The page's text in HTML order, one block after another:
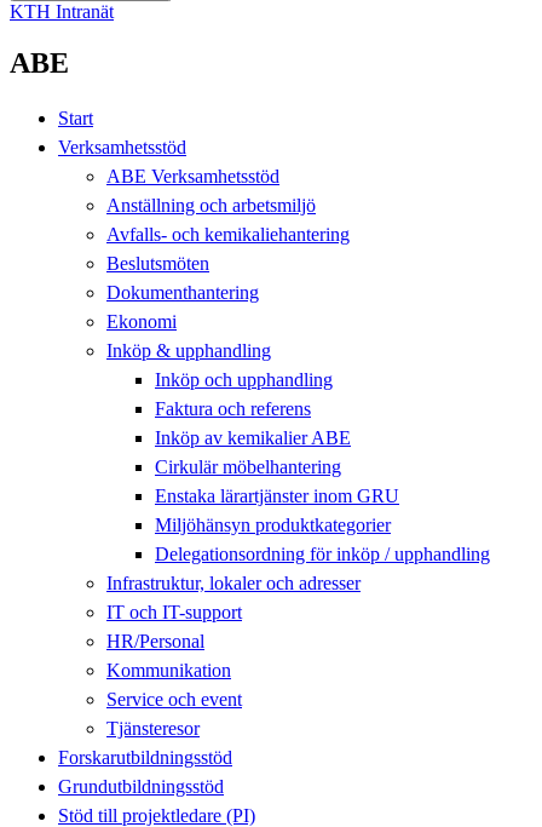
KTH Intranät
ABE
Start
Verksamhetsstöd
ABE Verksamhetsstöd
Anställning och arbetsmiljö
Avfalls- och kemikaliehantering
Beslutsmöten
Dokumenthantering
Ekonomi
Inköp & upphandling
Inköp och upphandling
Faktura och referens
Inköp av kemikalier ABE
Cirkulär möbelhantering
Enstaka lärartjänster inom GRU
Miljöhänsyn produktkategorier
Delegationsordning för inköp / upphandling
Infrastruktur, lokaler och adresser
IT och IT-support
HR/Personal
Kommunikation
Service och event
Tjänsteresor
Forskarutbildningsstöd
Grundutbildningsstöd
Stöd till projektledare (PI)